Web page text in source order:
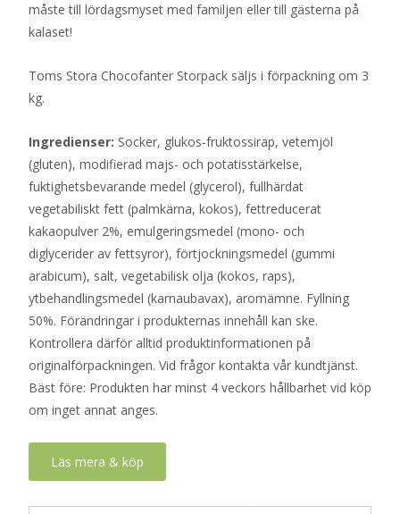
måste till lördagsmyset med familjen eller till gästerna på
kalaset!
Toms Stora Chocofanter Storpack säljs i förpackning om 3
kg.
Ingredienser: Socker, glukos-fruktossirap, vetemjöl
(gluten), modifierad majs- och potatisstärkelse,
fuktighetsbevarande medel (glycerol), fullhärdat
vegetabiliskt fett (palmkärna, kokos), fettreducerat
kakaopulver 2%, emulgeringsmedel (mono- och
diglycerider av fettsyror), förtjockningsmedel (gummi
arabicum), salt, vegetabilisk olja (kokos, raps),
ytbehandlingsmedel (karnaubavax), aromämne. Fyllning
50%. Förändringar i produkternas innehåll kan ske.
Kontrollera därför alltid produktinformationen på
originalförpackningen. Vid frågor kontakta vår kundtjänst.
Bäst före: Produkten har minst 4 veckors hållbarhet vid köp
om inget annat anges.
Läs mera & köp